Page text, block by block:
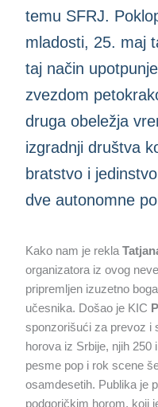
temu SFRJ.
mladosti, 25. maj
taj način
zvezdom
druga obeležja
izgradnji društva
bratstvo i
dve autonomne
Kako nam je rekla
organizatora iz ovog
pripremljen izuzetno
učesnika. Došao je KIC
sponzorišući za prevoz i
horova iz Srbije, njih 250
pesme pop i rok scene
osamdesetih. Publika je
podgoričkim horom, koji